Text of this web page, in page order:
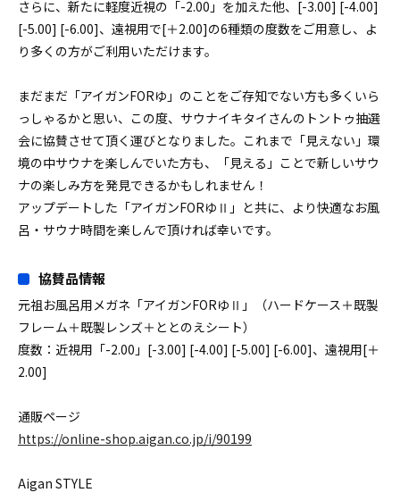
さらに、新たに軽度近視の「-2.00」を加えた他、[-3.00] [-4.00]
[-5.00] [-6.00]、遠視用で[＋2.00]の6種類の度数をご用意し、よ
り多くの方がご利用いただけます。
まだまだ「アイガンFORゆ」のことをご存知でない方も多くいら
っしゃるかと思い、この度、サウナイキタイさんのトントゥ抽選
会に協賛させて頂く運びとなりました。これまで「見えない」環
境の中サウナを楽しんでいた方も、「見える」ことで新しいサウ
ナの楽しみ方を発見できるかもしれません！
アップデートした「アイガンFORゆⅡ」と共に、より快適なお風
呂・サウナ時間を楽しんで頂ければ幸いです。
協賛品情報
元祖お風呂用メガネ「アイガンFORゆⅡ」（ハードケース＋既製
フレーム＋既製レンズ＋ととのえシート）
度数：近視用「-2.00」[-3.00] [-4.00] [-5.00] [-6.00]、遠視用[＋
2.00]
通販ページ
https://online-shop.aigan.co.jp/i/90199
Aigan STYLE